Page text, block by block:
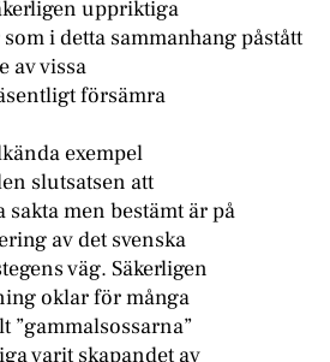
uppriktiga
i detta sammanhang påstått
av vissa
försämra
exempel
slutsatsen att
men bestämt är på
av det svenska
väg. Säkerligen
oklar för många
”gammalsossarna”
varit skapandet av